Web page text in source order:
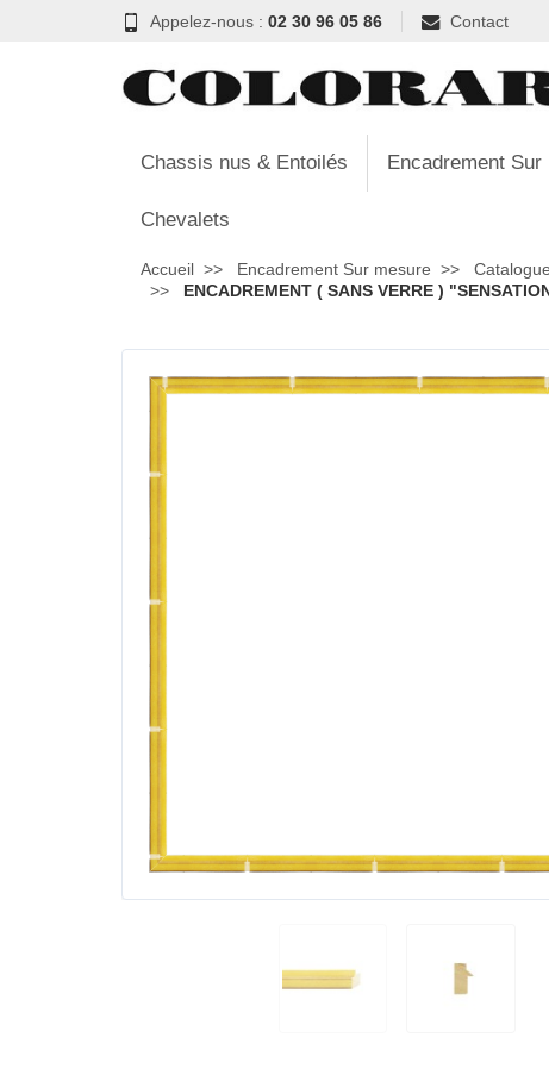
Appelez-nous : 02 30 96 05 86 Contact
Chassis nus & Entoilés Encadrement Sur
Chevalets
Accueil Encadrement Sur mesure
ENCADREMENT ( SANS VERRE )